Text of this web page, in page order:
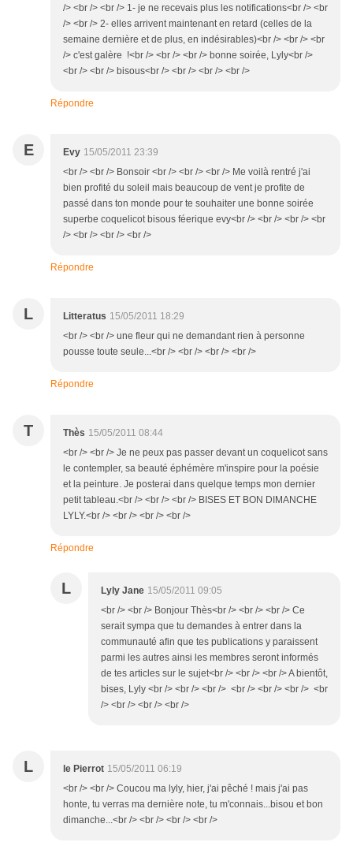
/> <br /> <br /> 1- je ne recevais plus les notifications<br /> <br
/> <br /> 2- elles arrivent maintenant en retard (celles de la
semaine dernière et de plus, en indésirables)<br /> <br /> <br
/> c'est galère !<br /> <br /> <br /> bonne soirée, Lyly<br />
<br /> <br /> bisous<br /> <br /> <br /> <br />
Répondre
E Evy 15/05/2011 23:39
<br /> <br /> Bonsoir <br /> <br /> <br /> Me voilà rentré j'ai
bien profité du soleil mais beaucoup de vent je profite de
passé dans ton monde pour te souhaiter une bonne soirée
superbe coquelicot bisous féerique evy<br /> <br /> <br /> <br
/> <br /> <br /> <br />
Répondre
L Litteratus 15/05/2011 18:29
<br /> <br /> une fleur qui ne demandant rien à personne
pousse toute seule...<br /> <br /> <br /> <br />
Répondre
T Thès 15/05/2011 08:44
<br /> <br /> Je ne peux pas passer devant un coquelicot sans
le contempler, sa beauté éphémère m'inspire pour la poésie
et la peinture. Je posterai dans quelque temps mon dernier
petit tableau.<br /> <br /> <br /> BISES ET BON DIMANCHE
LYLY.<br /> <br /> <br /> <br />
Répondre
L Lyly Jane 15/05/2011 09:05
<br /> <br /> Bonjour Thès<br /> <br /> <br /> Ce
serait sympa que tu demandes à entrer dans la
communauté afin que tes publications y paraissent
parmi les autres ainsi les membres seront informés
de tes articles sur le sujet<br /> <br /> <br /> A bientôt,
bises, Lyly <br /> <br /> <br /> <br /> <br /> <br /> <br
/> <br /> <br /> <br />
L le Pierrot 15/05/2011 06:19
<br /> <br /> Coucou ma lyly, hier, j'ai pêché ! mais j'ai pas
honte, tu verras ma dernière note, tu m'connais...bisou et bon
dimanche...<br /> <br /> <br /> <br />